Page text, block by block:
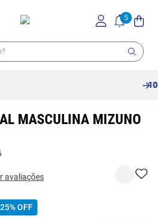
pix à vista -
MASCULINA MIZUNO
avaliações
25%OFF